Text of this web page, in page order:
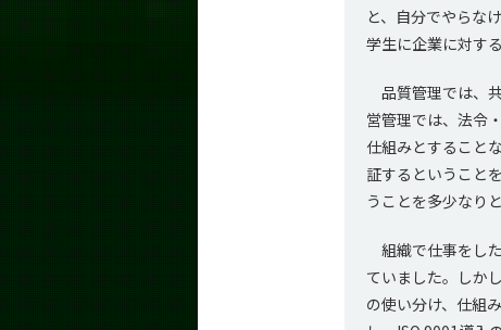
と、自分でやらな
学生に企業に対す
品質管理では、
営管理では、法令
仕組みとすること
証するということ
うことを多少なり
組織で仕事をし
ていました。しか
の使い分け、仕組